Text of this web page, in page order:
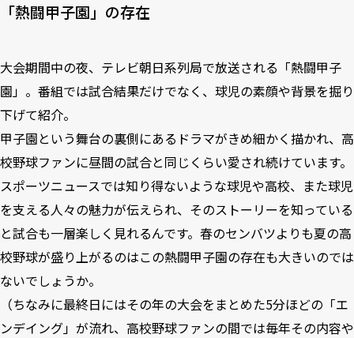
「熱闘甲子園」の存在
大会期間中の夜、テレビ朝日系列局で放送される「熱闘甲子
園」。番組では試合結果だけでなく、球児の素顔や背景を掘り
下げて紹介。
甲子園という舞台の裏側にあるドラマがきめ細かく描かれ、高
校野球ファンに昼間の試合と同じくらい愛され続けています。
スポーツニュースでは知り得ないような球児や高校、また球児
を支える人々の魅力が伝えられ、そのストーリーを知っている
と試合も一層楽しく見れるんです。春のセンバツよりも夏の高
校野球が盛り上がるのはこの熱闘甲子園の存在も大きいのでは
ないでしょうか。
（ちなみに最終日にはその年の大会をまとめた5分ほどの「エ
ンデイング」が流れ、高校野球ファンの間では毎年その内容や